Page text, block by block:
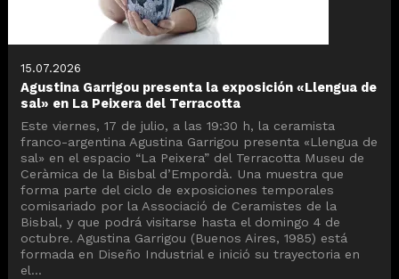
15.07.2026
Agustina Garrigou presenta la exposición «Llengua de
sal» en La Peixera del Terracotta
Este viernes, 17 de julio, a las 19:30 h, la ceramista
franco-argentina Agustina Garrigou presenta «Llengua de
sal» en el espacio “La Peixera” del Terracotta Museu de
Ceràmica de la Bisbal d’Empordà. Una muestra que
forma parte del ciclo de exposiciones temporales
comisariado por la Associació de Ceramistes de la
Bisbal, y que podrá visitarse hasta el domingo 4 de
octubre. Agustina Garrigou (Buenos Aires, 1985) está
formada en Diseño Industrial e inició su trayectoria en
el...